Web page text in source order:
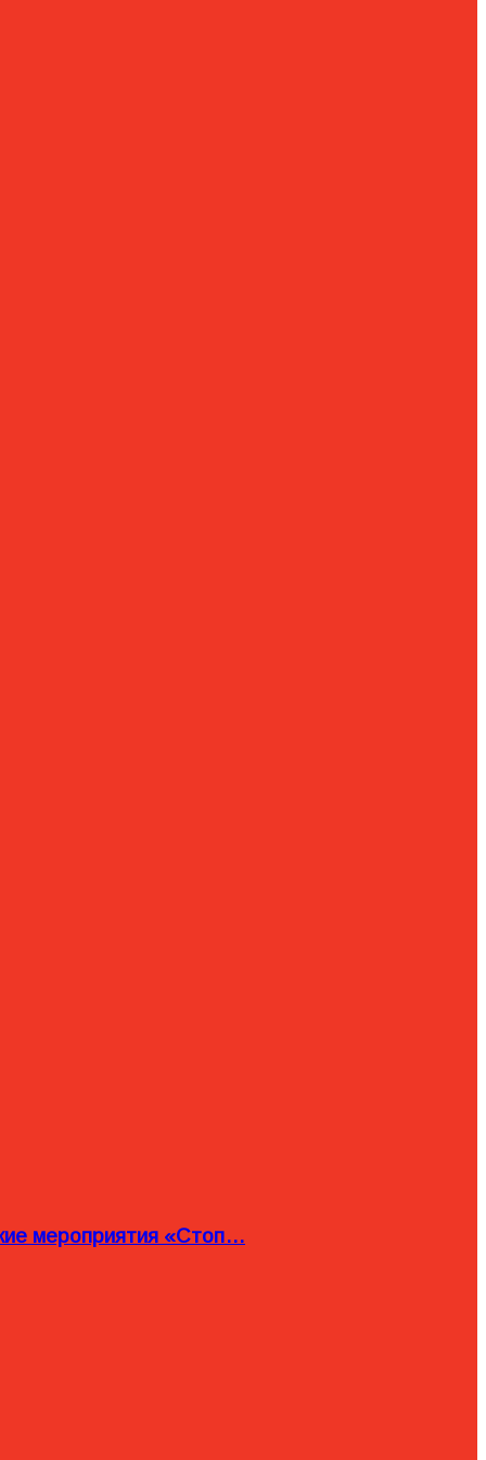
мероприятия «Стоп…